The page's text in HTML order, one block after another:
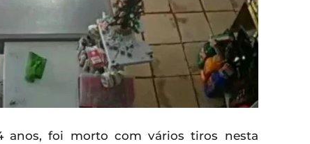
anos, foi morto com vários tiros nesta